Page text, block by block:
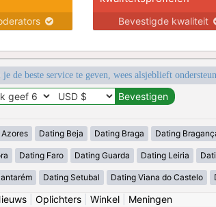
Bevestigde kwaliteit
de beste service te geven, wees alsjeblieft
Dating Beja Dating Braga Dating
Dating Faro Dating Guarda Dating Leiria
Dating Setubal Dating Viana do Castelo
| Oplichters| Winkel| Meningen